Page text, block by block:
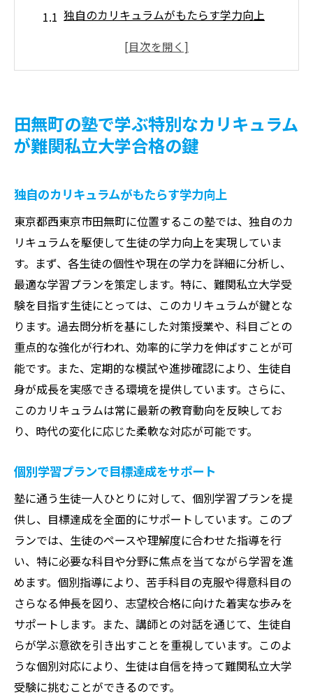
独自のカリキュラムがもたらす学力向上
個別学習プランで目標達成をサポート
受験生のニーズに応える柔軟な対応
個別指導が可能性を広げる田無町の塾の魅力
個別指導がもたらす集中力の向上
講師陣が提供するきめ細やかなフォロー
質問しやすい環境が生み出す安心感
学力を可視化する定期的なフィードバック
進路相談で未来の選択肢を広げる
過去問演習で合格を引き寄せる田無町の塾の指
導法
多様な過去問から学ぶ出題傾向の分析
解答プロセスを重視した演習の実施
間違いを活かす復習の仕方
過去問演習と模擬試験の相乗効果
志望校対策に特化した演習方法
志望校別対策で差をつける田無町の塾の強み
志望校の特徴に特化した指導内容
学校ごとの出題スタイルに応じた学習法
合格者の声を活かしたノウハウの提供
志望校固有の対策で不安を解消
受験戦略の構築と実践
目標達成に向けたモチベーション管理
田無町の塾で学ぶことが未来への第一歩になる
田無町の塾で学ぶ特別なカリキュラム
が難関私立大学合格の鍵
独自のカリキュラムがもたらす学力向上
東京都西東京市田無町に位置するこの塾では、独自のカ
リキュラムを駆使して生徒の学力向上を実現していま
す。まず、各生徒の個性や現在の学力を詳細に分析し、
最適な学習プランを策定します。特に、難関私立大学受
験を目指す生徒にとっては、このカリキュラムが鍵とな
ります。過去問分析を基にした対策授業や、科目ごとの
重点的な強化が行われ、効率的に学力を伸ばすことが可
能です。また、定期的な模試や進捗確認により、生徒自
身が成長を実感できる環境を提供しています。さらに、
このカリキュラムは常に最新の教育動向を反映してお
り、時代の変化に応じた柔軟な対応が可能です。
個別学習プランで目標達成をサポート
塾に通う生徒一人ひとりに対して、個別学習プランを提
供し、目標達成を全面的にサポートしています。このプ
ランでは、生徒のペースや理解度に合わせた指導を行
い、特に必要な科目や分野に焦点を当てながら学習を進
めます。個別指導により、苦手科目の克服や得意科目の
さらなる伸長を図り、志望校合格に向けた着実な歩みを
サポートします。また、講師との対話を通じて、生徒自
らが学ぶ意欲を引き出すことを重視しています。このよ
うな個別対応により、生徒は自信を持って難関私立大学
受験に挑むことができるのです。